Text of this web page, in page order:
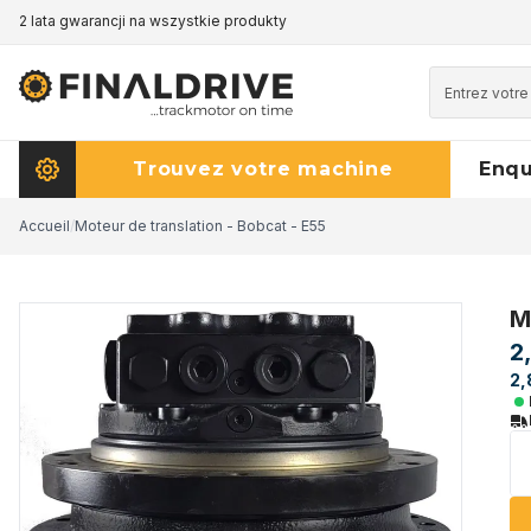
2 lata gwarancji na wszystkie produkty
Trouvez votre machine
Accueil/Moteur de translation - Bobcat - E55